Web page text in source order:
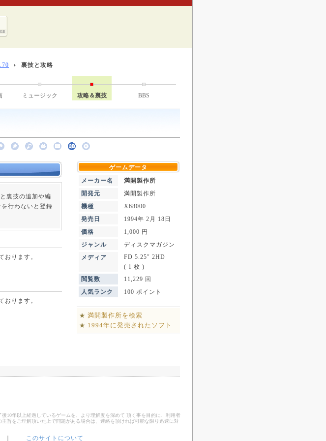
裏技と攻略
ミュージック 攻略＆裏技 BBS
裏技の追加や編
行わないと登録
おります。
おります。
ゲームデータ
メーカー名
満開製作所
開発元
満開製作所
機種
X68000
発売日
1994年 2月 18日
価格
1,000 円
ジャンル
ディスクマガジン
メディア
FD 5.25" 2HD
( 1 枚 )
閲覧数
11,229 回
人気ランク
100 ポイント
★ 満開製作所を検索
★ 1994年に発売されたソフト
10年以上経過しているゲームを、より理解度を深めて 頂く事を目的に、利用者
旨をご理解頂いた上で問題がある場合は、連絡を頂ければ可能な限り迅速に対
このサイトについて